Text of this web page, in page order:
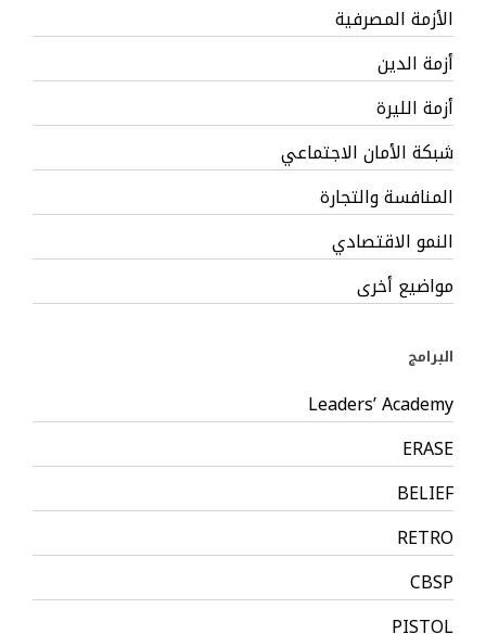
الأزمة المصرفية
أزمة الدين
أزمة الليرة
شبكة الأمان الاجتماعي
المنافسة والتجارة
النمو الاقتصادي
مواضيع أخرى
البرامج
Leaders’ Academy
ERASE
BELIEF
RETRO
CBSP
PISTOL